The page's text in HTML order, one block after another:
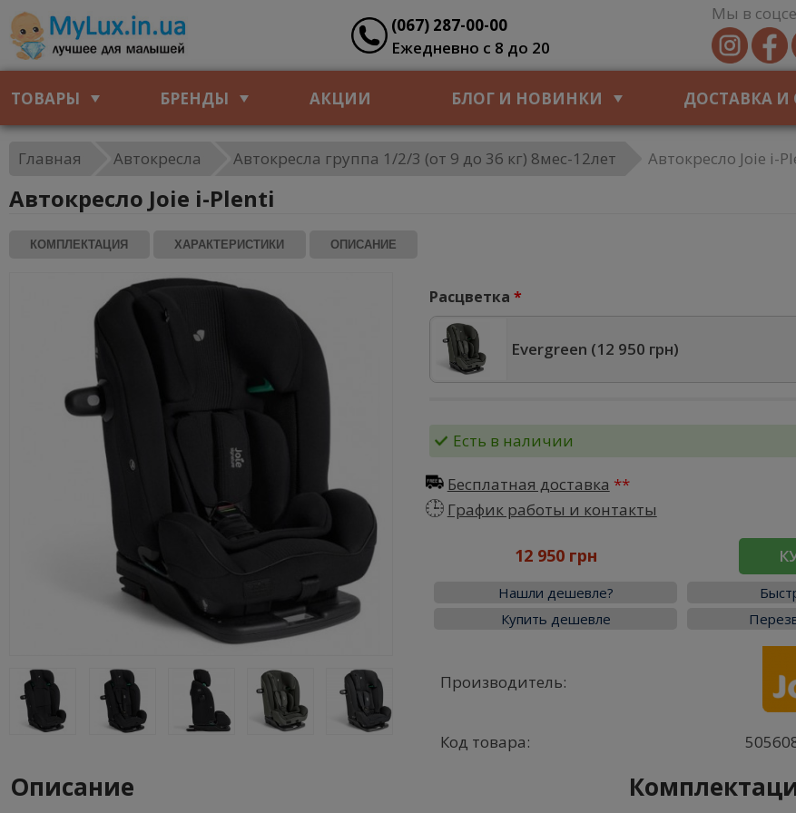
(067) 287-00-00
Ежедневно с 8 до 20
Мы в
ТОВАРЫ БРЕНДЫ АКЦИИ БЛОГ И НОВИНКИ ДОСТАВКА И
Главная Автокресла Автокресла группа 1/2/3 (от 9 до 36 кг) 8мес-12лет Автокресло Joie i-
Автокресло Joie i-Plenti
КОМПЛЕКТАЦИЯ ХАРАКТЕРИСТИКИ ОПИСАНИЕ
Расцветка
Evergreen (12 950 грн)
Есть в наличии
Бесплатная доставка
График работы и контакты
12 950 грн
Нашли дешевле?
Купить дешевле
Производитель:
Код товара:
Описание